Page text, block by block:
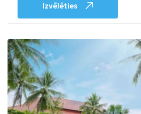
Izvēlēties